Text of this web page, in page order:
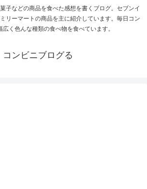
子などの商品を食べた感想を書くブログ。セブンイ
リーマートの商品を主に紹介しています。毎日コン
広く色んな種類の食べ物を食べています。
コンビニブログる